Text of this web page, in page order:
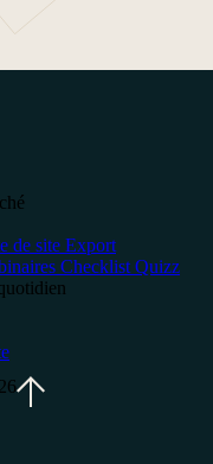
de site Export
Checklist Quizz